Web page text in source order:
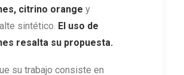
citrino orange y
sintético. El uso de
resalta su propuesta.
su trabajo consiste en